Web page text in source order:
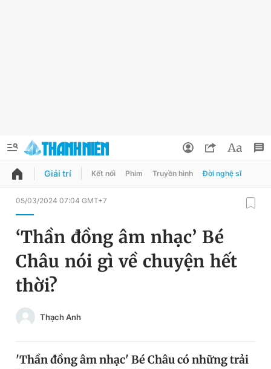
QUẢNG CÁO
Chuyên mục
Chuyên mục khác
Chào ngày mới
Tin thị trường
Đổi mật khẩu
Tin đã lưu
Giải trí Kết nối Phim Truyền hình Đời nghệ sĩ
05/03/2024 07:04 GMT+7
‘Thần đồng âm nhạc’ Bé
Châu nói gì về chuyện hết
thời?
Thạch Anh
'Thần đồng âm nhạc' Bé Châu có những trải